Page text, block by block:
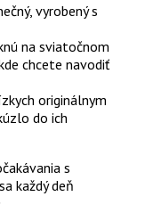
vyrobený s
na sviatočnom
chcete navodiť
originálnym
do ich
s
každý deň